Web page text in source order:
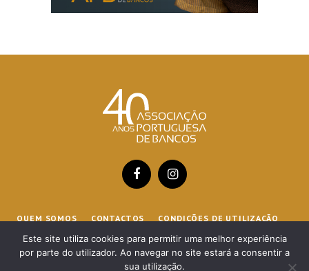
FacebookInstagram
QUEM SOMOS CONTACTOS
CONDIÇÕES DE UTILIZAÇÃO
POLÍTICA DE COOKIES
Este site utiliza cookies para permitir uma melhor experiência
por parte do utilizador. Ao navegar no site estará a consentir a
sua utilização.